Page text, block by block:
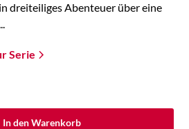
dreiteiliges Abenteuer über eine
Serie
In den Warenkorb